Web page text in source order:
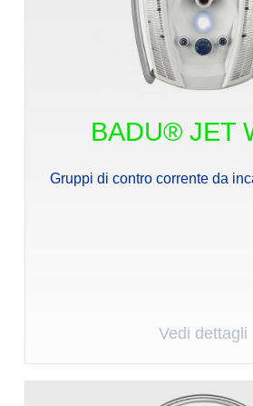
BADU® JET
Gruppi di contro corrente da
Vedi dettagli